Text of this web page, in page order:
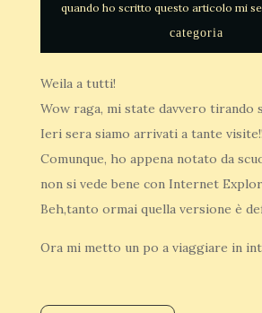
categoria
Weila a tutti!
Wow raga, mi state davvero tirando
Ieri sera siamo arrivati a tante
Comunque, ho appena notato da
non si vede bene con Internet
Beh,tanto ormai quella versione è
Ora mi metto un po a viaggiare in